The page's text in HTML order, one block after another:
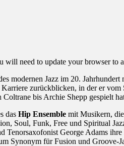
will need to update your browser to
modernen Jazz im 20.
zurückblicken, in der er
bis Archie Shepp gespielt
das Hip Ensemble mit Musikern,
Soul, Funk, Free und Spiritual
Tenorsaxofonist George Adams
Synonym für Fusion und